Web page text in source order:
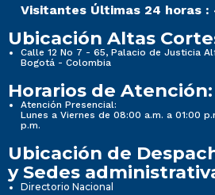
Visitantes Últimas 24 horas :
Ubicación Altas
Calle 12 No 7 - 65, Palacio de Justicia
Bogotá - Colombia
Horarios de Atención:
Atención Presencial:
Lunes a Viernes de 08:00 a.m. a 01:00
p.m.
Ubicación de
y Sedes
Directorio Nacional